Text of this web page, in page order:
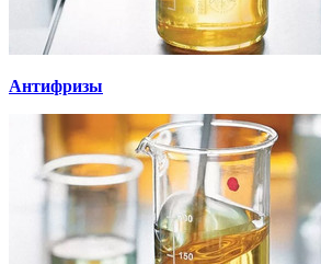
Антифризы